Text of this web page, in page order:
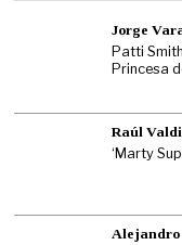
Jorge
Patti
Princesa
Raúl
‘Marty
Alejandro